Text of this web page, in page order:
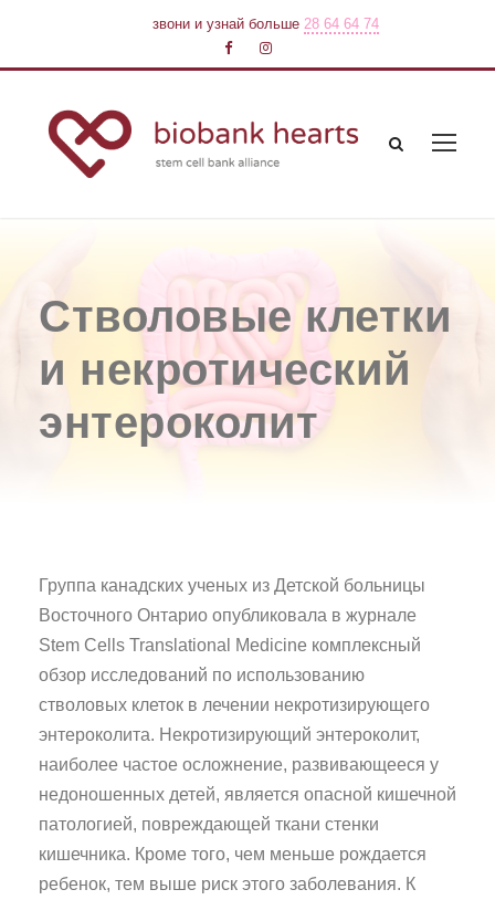
звони и узнай больше28 64 64 74
Стволовые клетки
и некротический
энтероколит
Группа канадских ученых из Детской больницы
Восточного Онтарио опубликовала в журнале
Stem Cells Translational Medicine комплексный
обзор исследований по использованию
стволовых клеток в лечении некротизирующего
энтероколита. Некротизирующий энтероколит,
наиболее частое осложнение, развивающееся у
недоношенных детей, является опасной кишечной
патологией, повреждающей ткани стенки
кишечника. Кроме того, чем меньше рождается
ребенок, тем выше риск этого заболевания. К